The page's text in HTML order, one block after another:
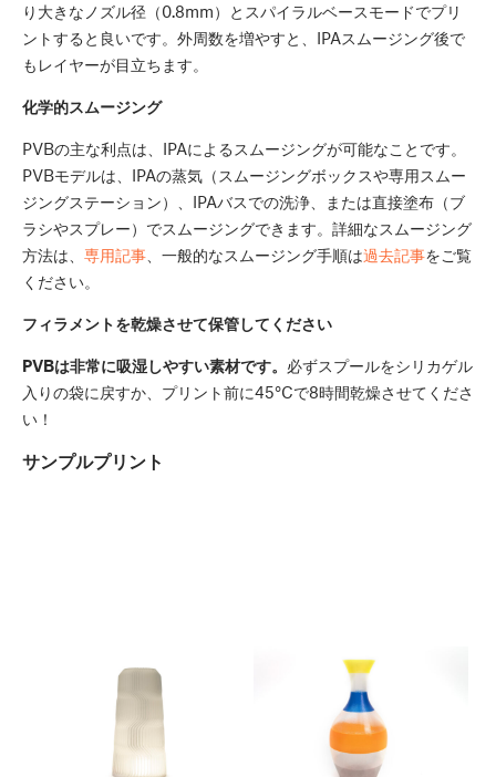
り大きなノズル径（0.8mm）とスパイラルベースモードでプリ
ントすると良いです。外周数を増やすと、IPAスムージング後で
もレイヤーが目立ちます。
化学的スムージング
PVBの主な利点は、IPAによるスムージングが可能なことです。
PVBモデルは、IPAの蒸気（スムージングボックスや専用スムー
ジングステーション）、IPAバスでの洗浄、または直接塗布（ブ
ラシやスプレー）でスムージングできます。詳細なスムージング
方法は、 専用記事 、一般的なスムージング手順は過去記事をご覧
ください。
フィラメントを乾燥させて保管してください
PVBは非常に吸湿しやすい素材です。 必ずスプールをシリカゲル
入りの袋に戻すか、プリント前に45°Cで8時間乾燥させてくださ
い！
サンプルプリント